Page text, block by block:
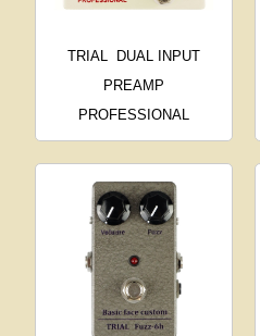
TRIAL
DUAL INPUT
PREAMP
PROFESSIONAL